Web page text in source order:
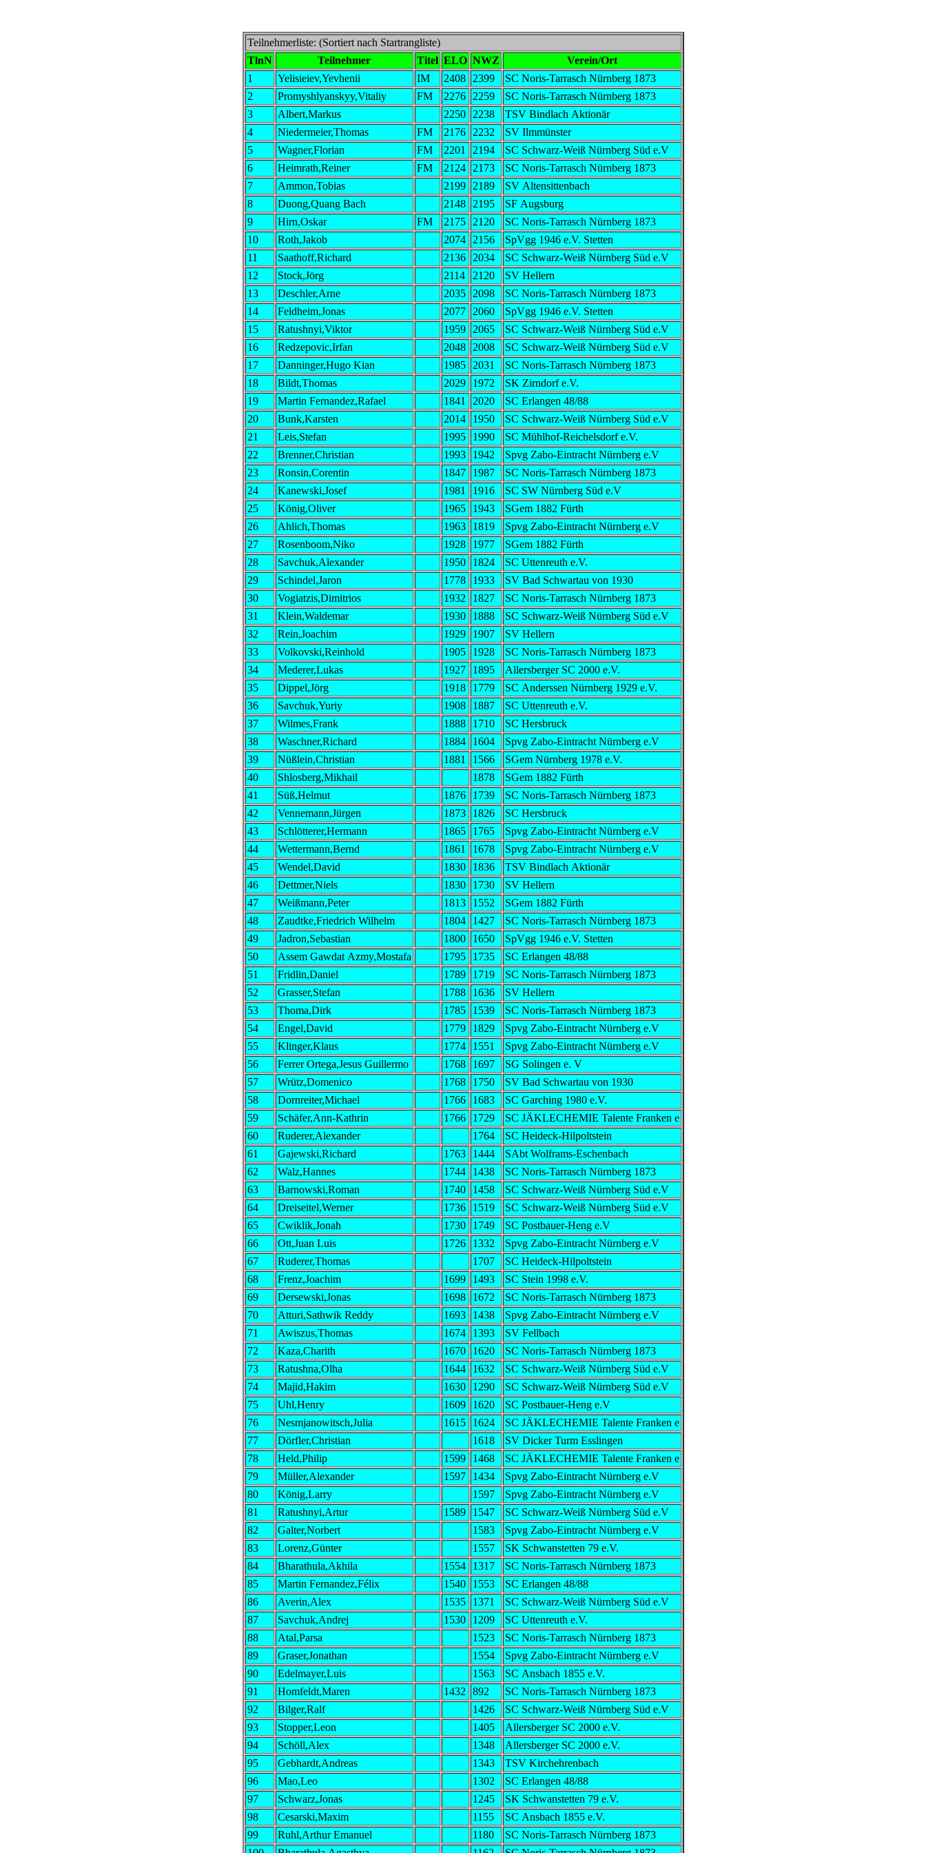
Teilnehmerliste: (Sortiert nach Startrangliste)
TlnN
Teilnehmer Titel ELO NWZ
Verein/Ort
1
Yelisieiev,Yevhenii IM 2408 2399
SC Noris-Tarrasch Nürnberg 1873
2
Promyshlyanskyy,Vitaliy FM 2276 2259
SC Noris-Tarrasch Nürnberg 1873
3
Albert,Markus 2250 2238
TSV Bindlach Aktionär
4
Niedermeier,Thomas FM 2176 2232
SV Ilmmünster
5
Wagner,Florian FM 2201 2194
SC Schwarz-Weiß Nürnberg Süd e.V
6
Heimrath,Reiner FM 2124 2173
SC Noris-Tarrasch Nürnberg 1873
7
Ammon,Tobias 2199 2189
SV Altensittenbach
8
Duong,Quang Bach 2148 2195
SF Augsburg
9
Hirn,Oskar FM 2175 2120
SC Noris-Tarrasch Nürnberg 1873
10
Roth,Jakob 2074 2156
SpVgg 1946 e.V. Stetten
11
Saathoff,Richard 2136 2034
SC Schwarz-Weiß Nürnberg Süd e.V
12
Stock,Jörg 2114 2120
SV Hellern
13
Deschler,Arne 2035 2098
SC Noris-Tarrasch Nürnberg 1873
14
Feldheim,Jonas 2077 2060
SpVgg 1946 e.V. Stetten
15
Ratushnyi,Viktor 1959 2065
SC Schwarz-Weiß Nürnberg Süd e.V
16
Redzepovic,Irfan 2048 2008
SC Schwarz-Weiß Nürnberg Süd e.V
17
Danninger,Hugo Kian 1985 2031
SC Noris-Tarrasch Nürnberg 1873
18
Bildt,Thomas 2029 1972
SK Zirndorf e.V.
19
Martin Fernandez,Rafael 1841 2020
SC Erlangen 48/88
20
Bunk,Karsten 2014 1950
SC Schwarz-Weiß Nürnberg Süd e.V
21
Leis,Stefan 1995 1990
SC Mühlhof-Reichelsdorf e.V.
22
Brenner,Christian 1993 1942
Spvg Zabo-Eintracht Nürnberg e.V
23
Ronsin,Corentin 1847 1987
SC Noris-Tarrasch Nürnberg 1873
24
Kanewski,Josef 1981 1916
SC SW Nürnberg Süd e.V
25
König,Oliver 1965 1943
SGem 1882 Fürth
26
Ahlich,Thomas 1963 1819
Spvg Zabo-Eintracht Nürnberg e.V
27
Rosenboom,Niko 1928 1977
SGem 1882 Fürth
28
Savchuk,Alexander 1950 1824
SC Uttenreuth e.V.
29
Schindel,Jaron 1778 1933
SV Bad Schwartau von 1930
30
Vogiatzis,Dimitrios 1932 1827
SC Noris-Tarrasch Nürnberg 1873
31
Klein,Waldemar 1930 1888
SC Schwarz-Weiß Nürnberg Süd e.V
32
Rein,Joachim 1929 1907
SV Hellern
33
Volkovski,Reinhold 1905 1928
SC Noris-Tarrasch Nürnberg 1873
34
Mederer,Lukas 1927 1895
Allersberger SC 2000 e.V.
35
Dippel,Jörg 1918 1779
SC Anderssen Nürnberg 1929 e.V.
36
Savchuk,Yuriy 1908 1887
SC Uttenreuth e.V.
37
Wilmes,Frank 1888 1710
SC Hersbruck
38
Waschner,Richard 1884 1604
Spvg Zabo-Eintracht Nürnberg e.V
39
Nüßlein,Christian 1881 1566
SGem Nürnberg 1978 e.V.
40
Shlosberg,Mikhail 1878
SGem 1882 Fürth
41
Süß,Helmut 1876 1739
SC Noris-Tarrasch Nürnberg 1873
42
Vennemann,Jürgen 1873 1826
SC Hersbruck
43
Schlötterer,Hermann 1865 1765
Spvg Zabo-Eintracht Nürnberg e.V
44
Wettermann,Bernd 1861 1678
Spvg Zabo-Eintracht Nürnberg e.V
45
Wendel,David 1830 1836
TSV Bindlach Aktionär
46
Dettmer,Niels 1830 1730
SV Hellern
47
Weißmann,Peter 1813 1552
SGem 1882 Fürth
48
Zaudtke,Friedrich Wilhelm 1804 1427
SC Noris-Tarrasch Nürnberg 1873
49
Jadron,Sebastian 1800 1650
SpVgg 1946 e.V. Stetten
50
Assem Gawdat Azmy,Mostafa 1795 1735
SC Erlangen 48/88
51
Fridlin,Daniel 1789 1719
SC Noris-Tarrasch Nürnberg 1873
52
Grasser,Stefan 1788 1636
SV Hellern
53
Thoma,Dirk 1785 1539
SC Noris-Tarrasch Nürnberg 1873
54
Engel,David 1779 1829
Spvg Zabo-Eintracht Nürnberg e.V
55
Klinger,Klaus 1774 1551
Spvg Zabo-Eintracht Nürnberg e.V
56
Ferrer Ortega,Jesus Guillermo 1768 1697
SG Solingen e. V
57
Wrütz,Domenico 1768 1750
SV Bad Schwartau von 1930
58
Dornreiter,Michael 1766 1683
SC Garching 1980 e.V.
59
Schäfer,Ann-Kathrin 1766 1729
SC JÄKLECHEMIE Talente Franken e
60
Ruderer,Alexander 1764
SC Heideck-Hilpoltstein
61
Gajewski,Richard 1763 1444
SAbt Wolframs-Eschenbach
62
Walz,Hannes 1744 1438
SC Noris-Tarrasch Nürnberg 1873
63
Barnowski,Roman 1740 1458
SC Schwarz-Weiß Nürnberg Süd e.V
64
Dreiseitel,Werner 1736 1519
SC Schwarz-Weiß Nürnberg Süd e.V
65
Cwiklik,Jonah 1730 1749
SC Postbauer-Heng e.V
66
Ott,Juan Luis 1726 1332
Spvg Zabo-Eintracht Nürnberg e.V
67
Ruderer,Thomas 1707
SC Heideck-Hilpoltstein
68
Frenz,Joachim 1699 1493
SC Stein 1998 e.V.
69
Dersewski,Jonas 1698 1672
SC Noris-Tarrasch Nürnberg 1873
70
Atturi,Sathwik Reddy 1693 1438
Spvg Zabo-Eintracht Nürnberg e.V
71
Awiszus,Thomas 1674 1393
SV Fellbach
72
Kaza,Charith 1670 1620
SC Noris-Tarrasch Nürnberg 1873
73
Ratushna,Olha 1644 1632
SC Schwarz-Weiß Nürnberg Süd e.V
74
Majid,Hakim 1630 1290
SC Schwarz-Weiß Nürnberg Süd e.V
75
Uhl,Henry 1609 1620
SC Postbauer-Heng e.V
76
Nesmjanowitsch,Julia 1615 1624
SC JÄKLECHEMIE Talente Franken e
77
Dörfler,Christian 1618
SV Dicker Turm Esslingen
78
Held,Philip 1599 1468
SC JÄKLECHEMIE Talente Franken e
79
Müller,Alexander 1597 1434
Spvg Zabo-Eintracht Nürnberg e.V
80
König,Larry 1597
Spvg Zabo-Eintracht Nürnberg e.V
81
Ratushnyi,Artur 1589 1547
SC Schwarz-Weiß Nürnberg Süd e.V
82
Galter,Norbert 1583
Spvg Zabo-Eintracht Nürnberg e.V
83
Lorenz,Günter 1557
SK Schwanstetten 79 e.V.
84
Bharathula,Akhila 1554 1317
SC Noris-Tarrasch Nürnberg 1873
85
Martin Fernandez,Félix 1540 1553
SC Erlangen 48/88
86
Averin,Alex 1535 1371
SC Schwarz-Weiß Nürnberg Süd e.V
87
Savchuk,Andrej 1530 1209
SC Uttenreuth e.V.
88
Atal,Parsa 1523
SC Noris-Tarrasch Nürnberg 1873
89
Graser,Jonathan 1554
Spvg Zabo-Eintracht Nürnberg e.V
90
Edelmayer,Luis 1563
SC Ansbach 1855 e.V.
91
Homfeldt,Maren 1432 892
SC Noris-Tarrasch Nürnberg 1873
92
Bilger,Ralf 1426
SC Schwarz-Weiß Nürnberg Süd e.V
93
Stopper,Leon 1405
Allersberger SC 2000 e.V.
94
Schöll,Alex 1348
Allersberger SC 2000 e.V.
95
Gebhardt,Andreas 1343
TSV Kirchehrenbach
96
Mao,Leo 1302
SC Erlangen 48/88
97
Schwarz,Jonas 1245
SK Schwanstetten 79 e.V.
98
Cesarski,Maxim 1155
SC Ansbach 1855 e.V.
99
Ruhl,Arthur Emanuel 1180
SC Noris-Tarrasch Nürnberg 1873